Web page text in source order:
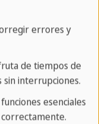
errores y
de tiempos de
sin interrupciones.
esenciales